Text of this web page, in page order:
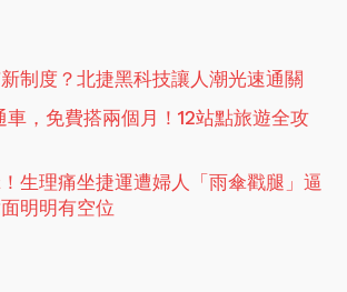
制度？北捷黑科技讓人潮光速通關
，免費搭兩個月！12站點旅遊全攻
生理痛坐捷運遭婦人「雨傘戳腿」逼
明明有空位